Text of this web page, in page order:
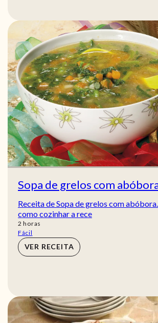
Sopa de grelos com
Receita de Sopa de grelos com
como cozinhar a rece
2 horas
horas
Fácil
VER RECEITA